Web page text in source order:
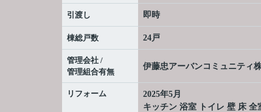
引渡し 即時
棟総戸数 24戸
管理会社 /
管理組合有無
伊藤忠アーバンコミュニティ
リフォーム
2025年5月
キッチン 浴室 トイレ 壁 床 全